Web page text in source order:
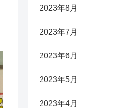
2023年8月
2023年7月
2023年6月
2023年5月
2023年4月